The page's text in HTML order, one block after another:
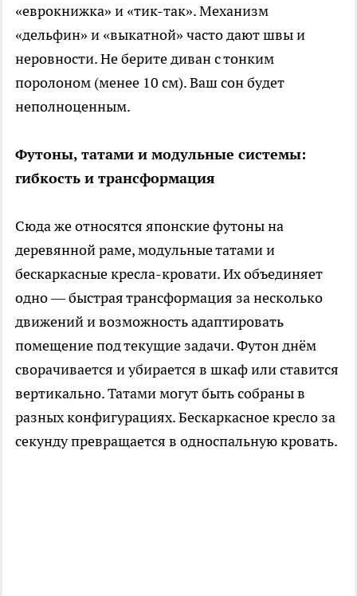
«еврокнижка» и «тик-так». Механизм
«дельфин» и «выкатной» часто дают швы и
неровности. Не берите диван с тонким
поролоном (менее 10 см). Ваш сон будет
неполноценным.
Футоны, татами и модульные системы:
гибкость и трансформация
Сюда же относятся японские футоны на
деревянной раме, модульные татами и
бескаркасные кресла-кровати. Их объединяет
одно — быстрая трансформация за несколько
движений и возможность адаптировать
помещение под текущие задачи. Футон днём
сворачивается и убирается в шкаф или ставится
вертикально. Татами могут быть собраны в
разных конфигурациях. Бескаркасное кресло за
секунду превращается в односпальную кровать.